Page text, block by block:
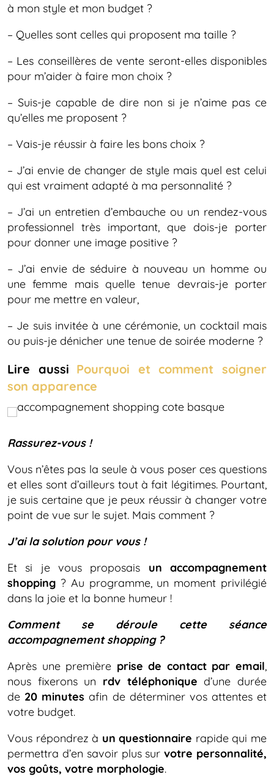
à mon style et mon budget ?
– Quelles sont celles qui proposent ma taille ?
– Les conseillères de vente seront-elles disponibles
pour m’aider à faire mon choix ?
– Suis-je capable de dire non si je n’aime pas ce
qu’elles me proposent ?
– Vais-je réussir à faire les bons choix ?
– J’ai envie de changer de style mais quel est celui
qui est vraiment adapté à ma personnalité ?
– J’ai un entretien d’embauche ou un rendez-vous
professionnel très important, que dois-je porter
pour donner une image positive ?
– J’ai envie de séduire à nouveau un homme ou
une femme mais quelle tenue devrais-je porter
pour me mettre en valeur,
– Je suis invitée à une cérémonie, un cocktail mais
ou puis-je dénicher une tenue de soirée moderne ?
Lire aussi Pourquoi et comment soigner
son apparence
Rassurez-vous !
Vous n’êtes pas la seule à vous poser ces questions
et elles sont d’ailleurs tout à fait légitimes. Pourtant,
je suis certaine que je peux réussir à changer votre
point de vue sur le sujet. Mais comment ?
J’ai la solution pour vous !
Et si je vous proposais un accompagnement
shopping ? Au programme, un moment privilégié
dans la joie et la bonne humeur !
Comment se déroule cette séance
accompagnement shopping ?
Après une première prise de contact par email,
nous fixerons un rdv téléphonique d’une durée
de 20 minutes afin de déterminer vos attentes et
votre budget.
Vous répondrez à un questionnaire rapide qui me
permettra d’en savoir plus survotre personnalité,
vos goûts, votre morphologie.